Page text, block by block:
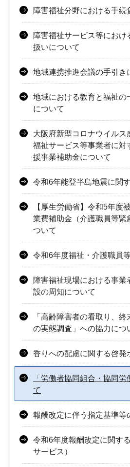
障害福祉分野における手続
障害福祉サービス等におけ
扱いについて
地域連携推進会議の手引き
地域における教育と福祉の
について
大阪府新型コロナウイルス
福祉サービス等事業者に対
援事業補助金について
令和6年能登半島地震に関
【厚生労働省】令和5年度
業費補助金（介護職員等緊
ついて
令和6年度福祉・介護職員
障害福祉現場における事業
設の周知について
「高齢障害者の看取り、
の実態調査」への協力につ
香りへの配慮に関する啓発
「労働者協同組合・協同
て
報酬改定に伴う指定基準等
令和6年度報酬改定に関す
サービス）